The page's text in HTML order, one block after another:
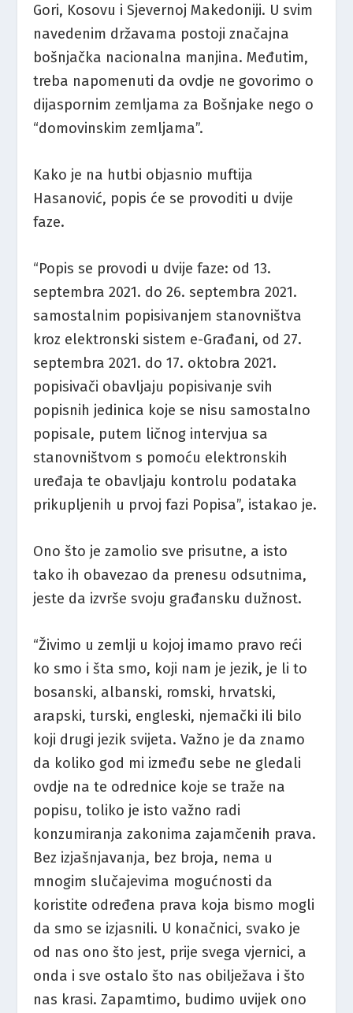
Gori, Kosovu i Sjevernoj Makedoniji. U svim
navedenim državama postoji značajna
bošnjačka nacionalna manjina. Međutim,
treba napomenuti da ovdje ne govorimo o
dijaspornim zemljama za Bošnjake nego o
“domovinskim zemljama”.
Kako je na hutbi objasnio muftija
Hasanović, popis će se provoditi u dvije
faze.
“Popis se provodi u dvije faze: od 13.
septembra 2021. do 26. septembra 2021.
samostalnim popisivanjem stanovništva
kroz elektronski sistem e-Građani, od 27.
septembra 2021. do 17. oktobra 2021.
popisivači obavljaju popisivanje svih
popisnih jedinica koje se nisu samostalno
popisale, putem ličnog intervjua sa
stanovništvom s pomoću elektronskih
uređaja te obavljaju kontrolu podataka
prikupljenih u prvoj fazi Popisa”, istakao je.
Ono što je zamolio sve prisutne, a isto
tako ih obavezao da prenesu odsutnima,
jeste da izvrše svoju građansku dužnost.
“Živimo u zemlji u kojoj imamo pravo reći
ko smo i šta smo, koji nam je jezik, je li to
bosanski, albanski, romski, hrvatski,
arapski, turski, engleski, njemački ili bilo
koji drugi jezik svijeta. Važno je da znamo
da koliko god mi između sebe ne gledali
ovdje na te odrednice koje se traže na
popisu, toliko je isto važno radi
konzumiranja zakonima zajamčenih prava.
Bez izjašnjavanja, bez broja, nema u
mnogim slučajevima mogućnosti da
koristite određena prava koja bismo mogli
da smo se izjasnili. U konačnici, svako je
od nas ono što jest, prije svega vjernici, a
onda i sve ostalo što nas obilježava i što
nas krasi. Zapamtimo, budimo uvijek ono